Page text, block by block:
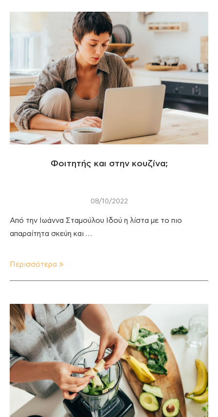
Φοιτητής και στην κουζίνα;
08/10/2022
Από την Ιωάννα Σταμούλου Ιδού η λίστα με το πιο
απαραίτητα σκεύη και …
Περισσότερα